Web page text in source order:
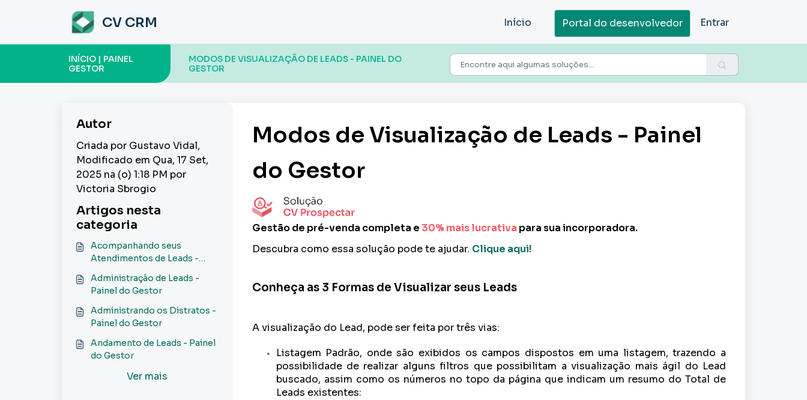
CV CRM Início Portal do desenvolvedor Entrar
MODOS DE VISUALIZAÇÃO DE LEADS - PAINEL DO
GESTOR
INÍCIO | PAINEL
GESTOR
Autor
Criada por Gustavo Vidal,
Modificado em Qua, 17 Set,
2025 na (o) 1:18 PM por
Victoria Sbrogio
Artigos nesta
categoria
Acompanhando seus
Atendimentos de Leads -
Administração de Leads -
Painel do Gestor
Administrando os Distratos -
Painel do Gestor
Andamento de Leads - Painel
do Gestor
Ver mais
Modos de Visualização de Leads - Painel
do Gestor
Gestão de pré-venda completa e 30% mais lucrativa para sua incorporadora.
Descubra como essa solução pode te ajudar. Clique aqui!
Conheça as 3 Formas de Visualizar seus Leads
A visualização do Lead, pode ser feita por três vias:
Listagem Padrão, onde são exibidos os campos dispostos em uma listagem, trazendo a
possibilidade de realizar alguns filtros que possibilitam a visualização mais ágil do Lead
buscado, assim como os números no topo da página que indicam um resumo do Total de
Leads existentes: